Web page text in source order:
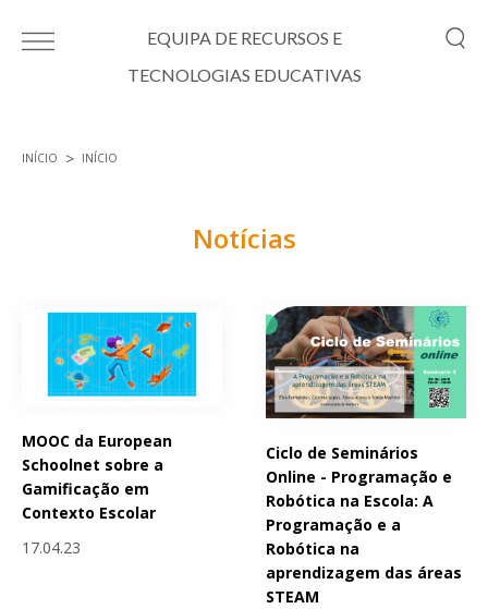
EQUIPA DE RECURSOS E
TECNOLOGIAS EDUCATIVAS
INÍCIO INÍCIO
Notícias
MOOC da European
Schoolnet sobre a
Gamificação em
Contexto Escolar
17.04.23
Ciclo de Seminários
Online - Programação e
Robótica na Escola: A
Programação e a
Robótica na
aprendizagem das áreas
STEAM
Páginas